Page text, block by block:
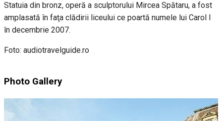
Statuia din bronz, operă a sculptorului Mircea Spătaru, a fost
amplasată în faţa clădirii liceului ce poartă numele lui Carol I
în decembrie 2007.
Foto: audiotravelguide.ro
Photo Gallery